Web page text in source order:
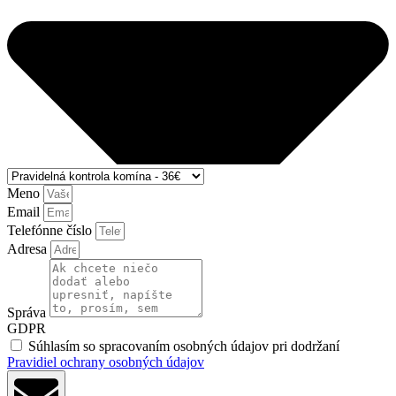
Meno
Email
Telefónne číslo
Adresa
Správa
GDPR
Súhlasím so spracovaním osobných údajov pri dodržaní
Pravidiel ochrany osobných údajov